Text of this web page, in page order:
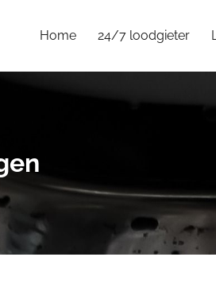
Home 24/7 loodgieter